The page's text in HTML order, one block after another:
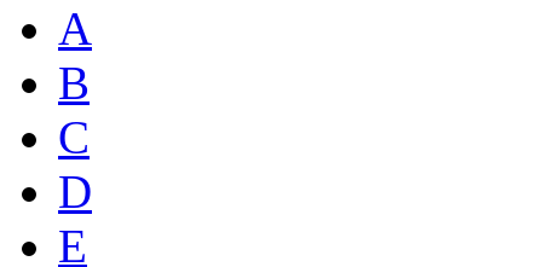
A
B
C
D
E